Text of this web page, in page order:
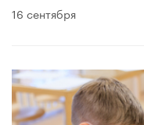
16 сентября